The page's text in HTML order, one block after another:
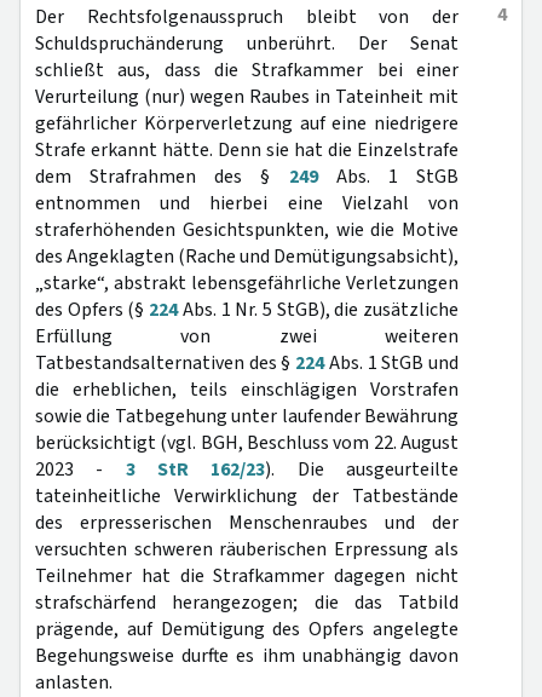
4
Der Rechtsfolgenausspruch bleibt von der
Schuldspruchänderung unberührt. Der Senat
schließt aus, dass die Strafkammer bei einer
Verurteilung (nur) wegen Raubes in Tateinheit mit
gefährlicher Körperverletzung auf eine niedrigere
Strafe erkannt hätte. Denn sie hat die Einzelstrafe
dem Strafrahmen des § 249Abs. 1 StGB
entnommen und hierbei eine Vielzahl von
straferhöhenden Gesichtspunkten, wie die Motive
des Angeklagten (Rache und Demütigungsabsicht),
„starke“, abstrakt lebensgefährliche Verletzungen
des Opfers (§ 224Abs. 1 Nr. 5 StGB), die zusätzliche
Erfüllung von zwei weiteren
Tatbestandsalternativen des § 224Abs. 1 StGB und
die erheblichen, teils einschlägigen Vorstrafen
sowie die Tatbegehung unter laufender Bewährung
berücksichtigt (vgl. BGH, Beschluss vom 22. August
2023 - 3 StR 162/23). Die ausgeurteilte
tateinheitliche Verwirklichung der Tatbestände
des erpresserischen Menschenraubes und der
versuchten schweren räuberischen Erpressung als
Teilnehmer hat die Strafkammer dagegen nicht
strafschärfend herangezogen; die das Tatbild
prägende, auf Demütigung des Opfers angelegte
Begehungsweise durfte es ihm unabhängig davon
anlasten.